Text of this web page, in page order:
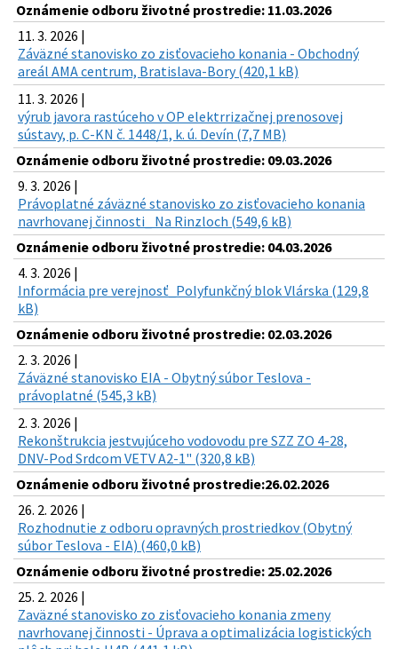
Oznámenie odboru životné prostredie: 11.03.2026
11. 3. 2026 |
Záväzné stanovisko zo zisťovacieho konania - Obchodný
areál AMA centrum, Bratislava-Bory (420,1 kB)
11. 3. 2026 |
výrub javora rastúceho v OP elektrrizačnej prenosovej
sústavy, p. C-KN č. 1448/1, k. ú. Devín (7,7 MB)
Oznámenie odboru životné prostredie: 09.03.2026
9. 3. 2026 |
Právoplatné záväzné stanovisko zo zisťovacieho konania
navrhovanej činnosti_ Na Rinzloch (549,6 kB)
Oznámenie odboru životné prostredie: 04.03.2026
4. 3. 2026 |
Informácia pre verejnosť_Polyfunkčný blok Vlárska (129,8
kB)
Oznámenie odboru životné prostredie: 02.03.2026
2. 3. 2026 |
Záväzné stanovisko EIA - Obytný súbor Teslova -
právoplatné (545,3 kB)
2. 3. 2026 |
Rekonštrukcia jestvujúceho vodovodu pre SZZ ZO 4-28,
DNV-Pod Srdcom VETV A2-1" (320,8 kB)
Oznámenie odboru životné prostredie:26.02.2026
26. 2. 2026 |
Rozhodnutie z odboru opravných prostriedkov (Obytný
súbor Teslova - EIA) (460,0 kB)
Oznámenie odboru životné prostredie: 25.02.2026
25. 2. 2026 |
Zaväzné stanovisko zo zisťovacieho konania zmeny
navrhovanej činnosti - Úprava a optimalizácia logistických